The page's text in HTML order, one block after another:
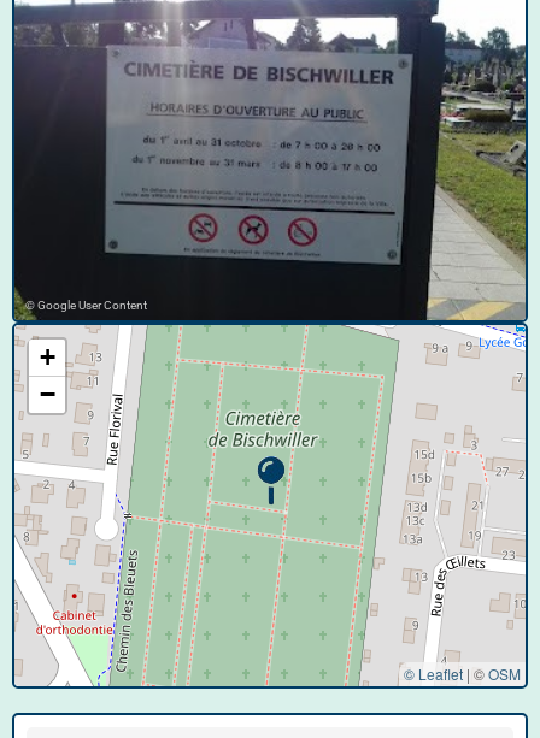
© Google User Content
+
−
© Leaflet | ©OSM